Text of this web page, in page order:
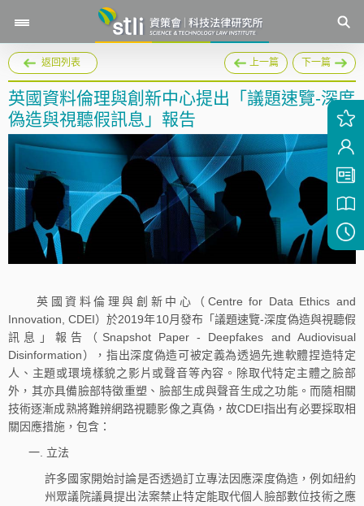
返回列表 上一篇 下一篇
英國資料倫理與創新中心提出「議題速覽-深度
偽造與視聽假訊息」報告
英國資料倫理與創新中心（Centre for Data Ethics and
Innovation, CDEI）於2019年10月發布「議題速覽-深度偽造與視聽假
訊息」報告（Snapshot Paper - Deepfakes and Audiovisual
Disinformation），指出深度偽造可被定義為透過先進軟體捏造特定
人、主題或環境樣貌之影片或聲音等內容。除取代特定主體之臉部
外，其亦具備臉部特徵重塑、臉部生成與聲音生成之功能。而隨相關
技術逐漸成熟將難辨網路視聽影像之真偽，故CDEI指出有必要採取相
關因應措施，包含：
一. 立法
許多國家開始討論是否透過訂立專法因應深度偽造，例如紐約
州眾議院議員提出法案禁止特定能取代個人臉部數位技術之應